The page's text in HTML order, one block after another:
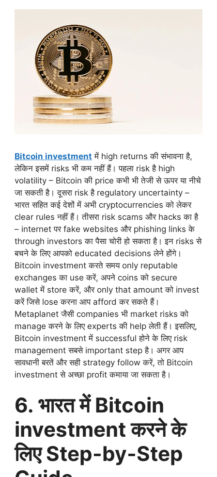
Bitcoin investment में high returns की संभावना है,
लेकिन इसमें risks भी कम नहीं हैं। पहला risk है high
volatility – Bitcoin की price कभी भी तेजी से ऊपर या नीचे
जा सकती है। दूसरा risk है regulatory uncertainty –
भारत सहित कई देशों में अभी cryptocurrencies को लेकर
clear rules नहीं हैं। तीसरा risk scams और hacks का है
– internet पर fake websites और phishing links के
through investors का पैसा चोरी हो सकता है। इन risks से
बचने के लिए आपको educated decisions लेने होंगे।
Bitcoin investment करते समय only reputable
exchanges का use करें, अपने coins को secure
wallet में store करें, और only that amount को invest
करें जिसे lose करना आप afford कर सकते हैं।
Metaplanet जैसी companies भी market risks को
manage करने के लिए experts की help लेती हैं। इसलिए,
Bitcoin investment में successful होने के लिए risk
management सबसे important step है। अगर आप
सावधानी बरतें और सही strategy follow करें, तो Bitcoin
investment से अच्छा profit कमाया जा सकता है।
6. भारत में Bitcoin
investment करने के
लिए Step-by-Step